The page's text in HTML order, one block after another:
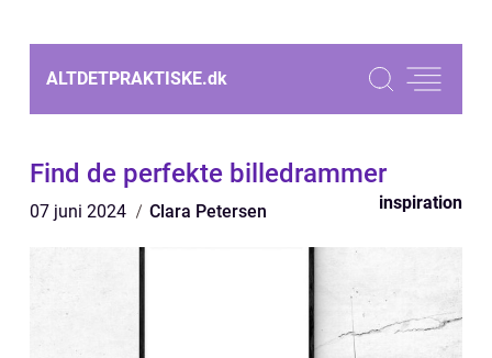
ALTDETPRAKTISKE.dk
Find de perfekte billedrammer
07 juni 2024 Clara Petersen inspiration